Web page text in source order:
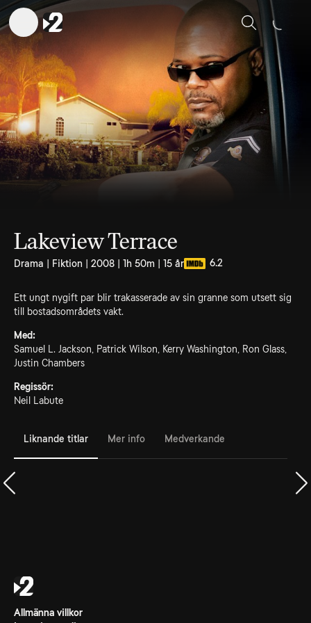
Sök
Lakeview Terrace
Drama | Fiktion | 2008 | 1h 50m | 15 år 6.2
Ett ungt nygift par blir trakasserade av sin granne som utsett sig
till bostadsområdets vakt.
Med:
Samuel L. Jackson, Patrick Wilson, Kerry Washington, Ron Glass,
Justin Chambers
Regissör:
Neil Labute
Liknande titlar Mer info Medverkande
Allmänna villkor